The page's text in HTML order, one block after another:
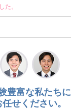
。
豊富な私たちに
せください。